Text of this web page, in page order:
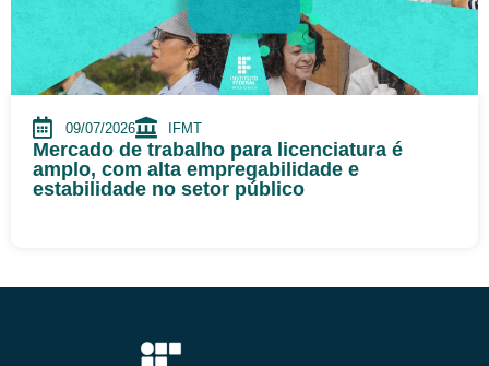
09/07/2026 IFMT
Mercado de trabalho para licenciatura é
amplo, com alta empregabilidade e
estabilidade no setor público